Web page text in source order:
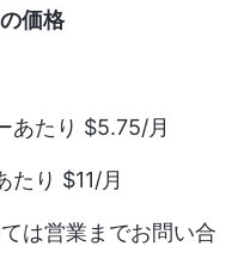
価格
あたり $5.75/月
たり $11/月
は営業までお問い合